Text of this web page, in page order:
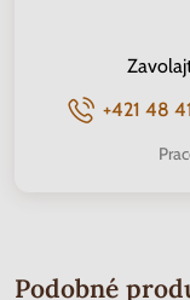
+421 48
Podobné